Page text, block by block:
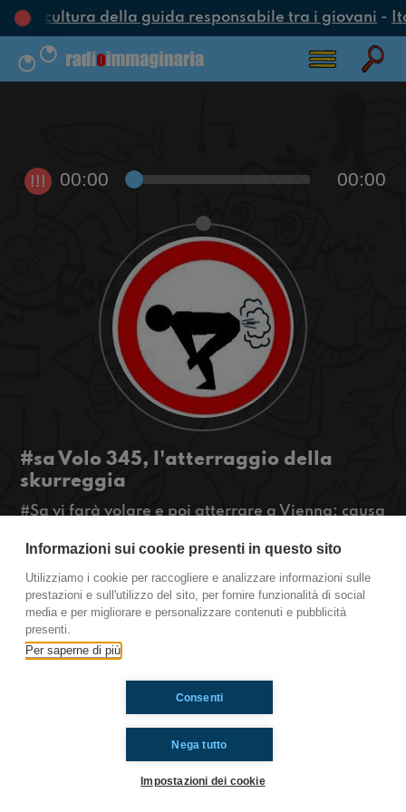
una cultura della guida responsabile tra i giovani-
!!! 00:00 00:00
#sa Volo 345, l'atterraggio della
skurreggia
#Sa vi farà volare e poi atterrare a Vienna: causa
Inoltre, intervisteremo l'amico di Chan!
#OkkinSu www.radioimmaginaria.it
Salerno
Informazioni sui cookie presenti in questo sito
Utilizziamo i cookie per raccogliere e analizzare informazioni sulle
prestazioni e sull'utilizzo del sito, per fornire funzionalità di social
media e per migliorare e personalizzare contenuti e pubblicità
presenti.
Per saperne di più
Nega tutto
Consenti
Impostazioni dei cookie